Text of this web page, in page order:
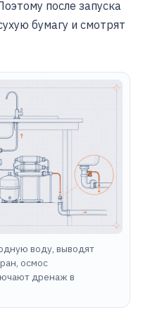
после запуска
бумагу и смотрят
воду, выводят
осмос
дренаж в